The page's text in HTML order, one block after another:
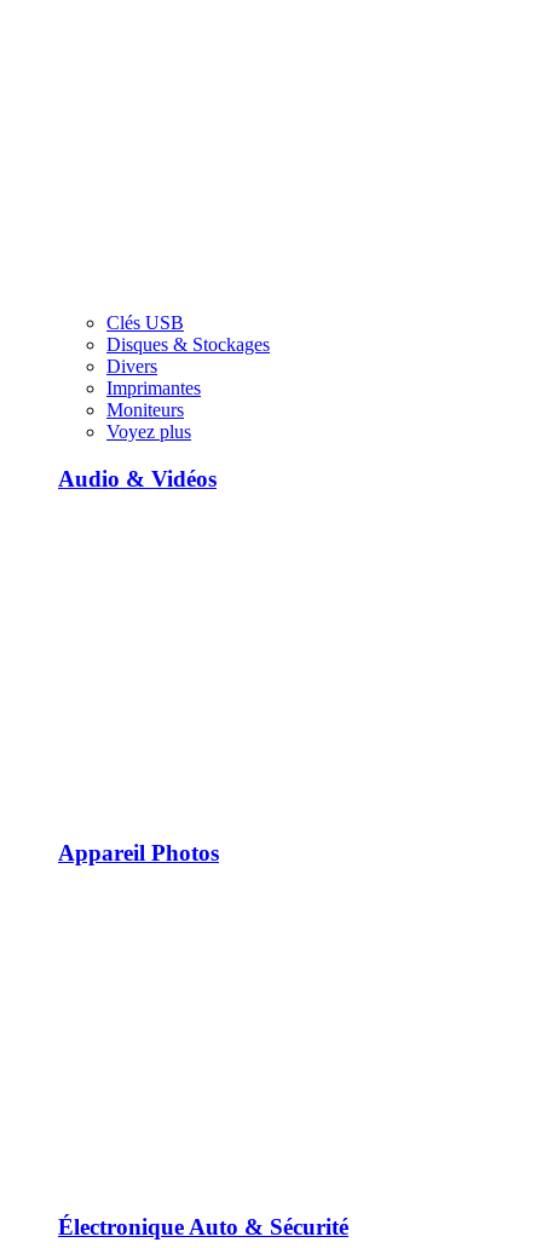
Clés USB
Disques & Stockages
Divers
Imprimantes
Moniteurs
Voyez plus
Audio & Vidéos
Appareil Photos
Électronique Auto & Sécurité